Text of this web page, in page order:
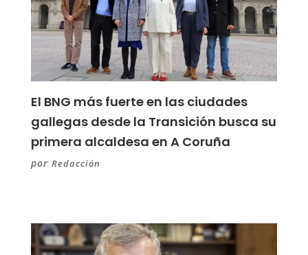
El BNG más fuerte en las ciudades
gallegas desde la Transición busca su
primera alcaldesa en A Coruña
por Redacción